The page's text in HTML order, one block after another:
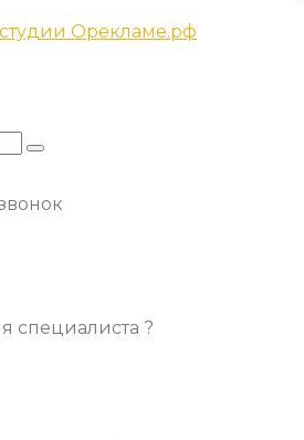
студии Орекламе.рф
специалиста ?